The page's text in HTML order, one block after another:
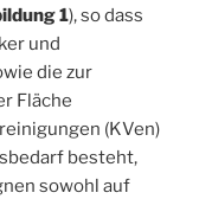
1), so dass
und
die zur
Fläche
(KVen)
besteht,
sowohl auf